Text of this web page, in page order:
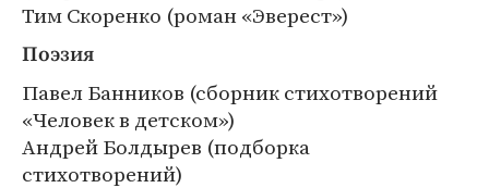
Тим Скоренко (роман «Эверест»)
Поэзия
Павел Банников (сборник стихотворений
«Человек в детском»)
Андрей Болдырев (подборка
стихотворений)